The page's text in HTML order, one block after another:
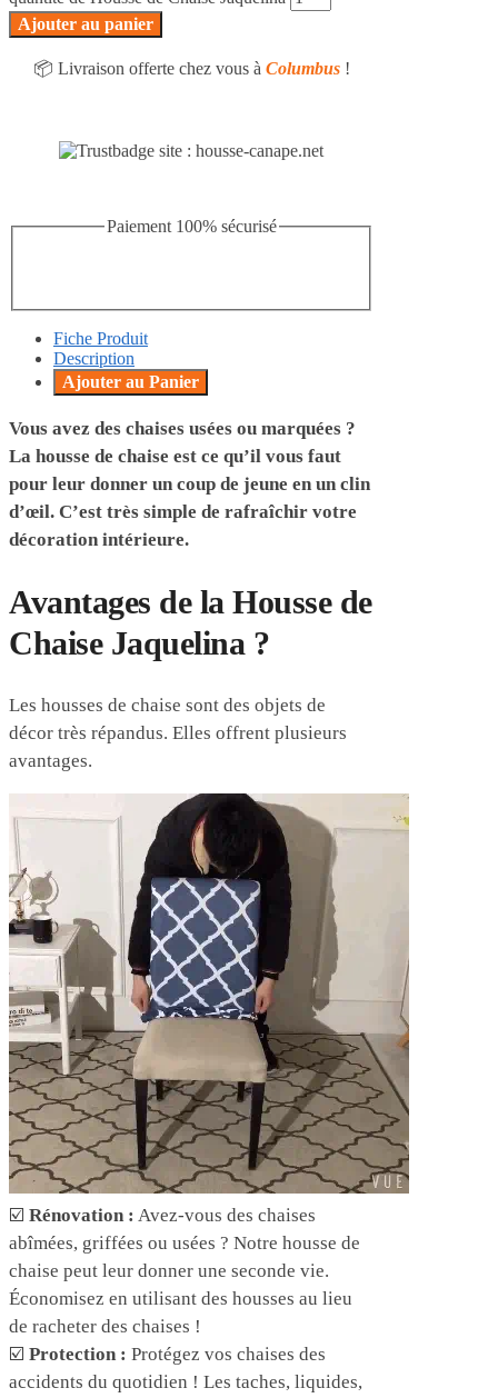
Ajouter au panier
📦 Livraison offerte chez vous à Columbus !
Paiement 100% sécurisé
Fiche Produit
Description
Ajouter au Panier
Vous avez des chaises usées ou marquées ?
La housse de chaise est ce qu’il vous faut
pour leur donner un coup de jeune en un clin
d’œil. C’est très simple de rafraîchir votre
décoration intérieure.
Avantages de la Housse de
Chaise Jaquelina ?
Les housses de chaise sont des objets de
décor très répandus. Elles offrent plusieurs
avantages.
☑️ Rénovation : Avez-vous des chaises
abîmées, griffées ou usées ? Notre housse de
chaise peut leur donner une seconde vie.
Économisez en utilisant des housses au lieu
de racheter des chaises !
☑️ Protection : Protégez vos chaises des
accidents du quotidien ! Les taches, liquides,